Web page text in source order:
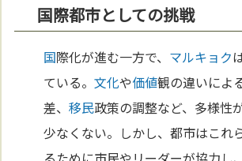
国際都市としての挑戦
国際化が進む一方で、 マルキョク
ている。文化や価値観の違いによ
差、移民政策の調整など、多様性
少なくない。しかし、都市はこれ